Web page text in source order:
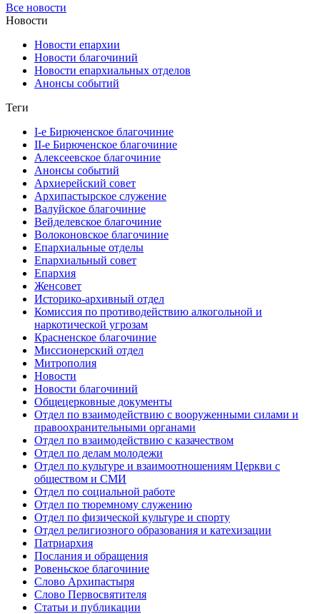
Все новости
Новости
Новости епархии
Новости благочиний
Новости епархиальных отделов
Анонсы событий
Теги
I-е Бирюченское благочиние
II-е Бирюченское благочиние
Алексеевское благочиние
Анонсы событий
Архиерейский совет
Архипастырское служение
Валуйское благочиние
Вейделевское благочиние
Волоконовское благочиние
Епархиальные отделы
Епархиальный совет
Епархия
Женсовет
Историко-архивный отдел
Комиссия по противодействию алкогольной и
наркотической угрозам
Красненское благочиние
Миссионерский отдел
Митрополия
Новости
Новости благочиний
Общецерковные документы
Отдел по взаимодействию с вооруженными силами и
правоохранительными органами
Отдел по взаимодействию с казачеством
Отдел по делам молодежи
Отдел по культуре и взаимоотношениям Церкви с
обществом и СМИ
Отдел по социальной работе
Отдел по тюремному служению
Отдел по физической культуре и спорту
Отдел религиозного образования и катехизации
Патриархия
Послания и обращения
Ровеньское благочиние
Слово Архипастыря
Слово Первосвятителя
Статьи и публикации